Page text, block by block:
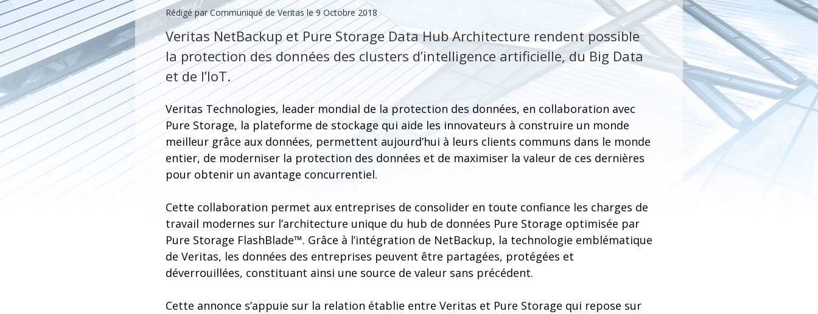
Rédigé par Communiqué de Veritas le 9 Octobre 2018
Veritas NetBackup et Pure Storage Data Hub Architecture rendent possible
la protection des données des clusters d’intelligence artificielle, du Big Data
et de l’IoT.
Veritas Technologies, leader mondial de la protection des données, en collaboration avec
Pure Storage, la plateforme de stockage qui aide les innovateurs à construire un monde
meilleur grâce aux données, permettent aujourd’hui à leurs clients communs dans le monde
entier, de moderniser la protection des données et de maximiser la valeur de ces dernières
pour obtenir un avantage concurrentiel.
Cette collaboration permet aux entreprises de consolider en toute confiance les charges de
travail modernes sur l’architecture unique du hub de données Pure Storage optimisée par
Pure Storage FlashBlade™. Grâce à l’intégration de NetBackup, la technologie emblématique
de Veritas, les données des entreprises peuvent être partagées, protégées et
déverrouillées, constituant ainsi une source de valeur sans précédent.
Cette annonce s’appuie sur la relation établie entre Veritas et Pure Storage qui repose sur